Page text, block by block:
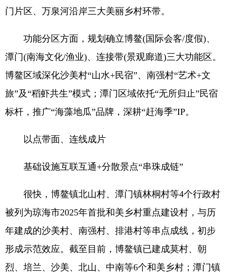
门片区、万泉河沿岸三大美丽乡村环带。
功能分区方面，规划确立博鳌(国际会客/度假)、
潭门(南海文化/渔业)、连接带(景观廊道)三大功能区。
博鳌区域深化沙美村“山水+民宿”、南强村“艺术+文
旅”及“稻虾共生”模式；潭门区域依托“无所归止”民宿
标杆，推广“海藻地瓜”品牌，深耕“赶海季”IP。
以点带面、连线成片
基础设施互联互通+分散景点“串珠成链”
很快，博鳌镇北山村、潭门镇林桐村等4个行政村
被列为琼海市2025年首批和美乡村重点建设村，与历
年建成的沙美村、南强村、排港村等串点成线，初步
形成示范效应。截至目前，博鳌镇已建成莫村、朝
烈、培兰、沙美、北山、中南等6个和美乡村；潭门镇